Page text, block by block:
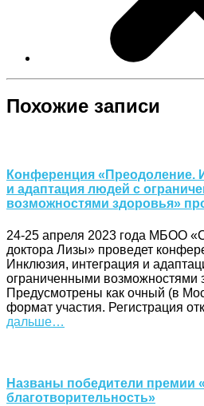
Похожие записи
Конференция «Преодоление.
и адаптация людей с
возможностями здоровья»
24-25 апреля 2023 года МБОО
доктора Лизы» проведет
Инклюзия, интеграция и
ограниченными возможностями
Предусмотрены как очный (в
формат участия. Регистрация
дальше…
Названы победители премии
благотворительность»